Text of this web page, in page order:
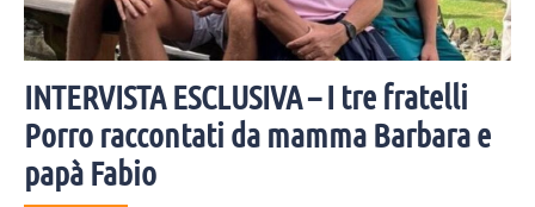
INTERVISTA ESCLUSIVA – I tre fratelli
Porro raccontati da mamma Barbara e
papà Fabio